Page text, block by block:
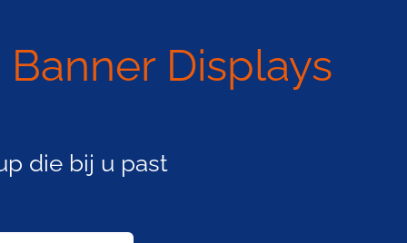
Displays
die bij u past